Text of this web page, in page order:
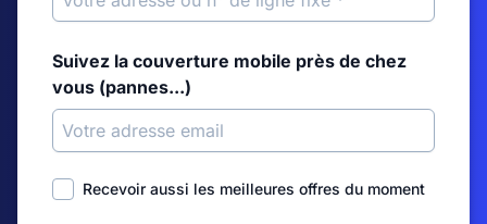
Suivez la couverture mobile près de chez
vous (pannes...)
Recevoir aussi les meilleures offres du moment